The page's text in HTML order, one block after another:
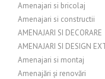
Amenajari si bricolaj
Amenajari si constructii
AMENAJARI SI DECORARE
AMENAJARI SI DESIGN
Amenajari si montaj
Amenajări și renovări